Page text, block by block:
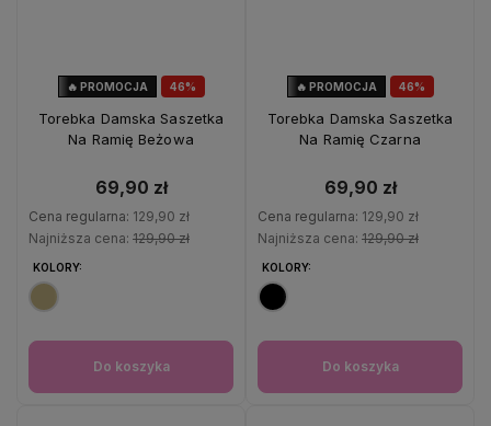
46%
🔥 PROMOCJA
Torebka Damska Saszetka
Na Ramię Beżowa
69,90 zł
Cena regularna: 129,90 zł
Najniższa cena: 129,90 zł
KOLORY:
Do koszyka
46%
🔥 PROMOCJA
Torebka Damska Saszetka
Na Ramię Czarna
69,90 zł
Cena regularna: 129,90 zł
Najniższa cena: 129,90 zł
KOLORY:
Do koszyka